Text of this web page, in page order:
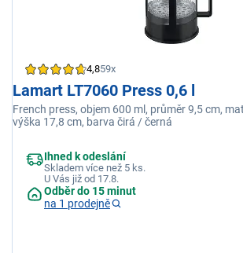
4,859x
Lamart LT7060 Press 0,6 l
French press, objem 600 ml, průměr 9,5 cm,
výška 17,8 cm, barva čirá / černá
Ihned k odeslání
Skladem více než 5 ks.
U Vás již od 17.8.
Odběr do 15 minut
na 1 prodejně